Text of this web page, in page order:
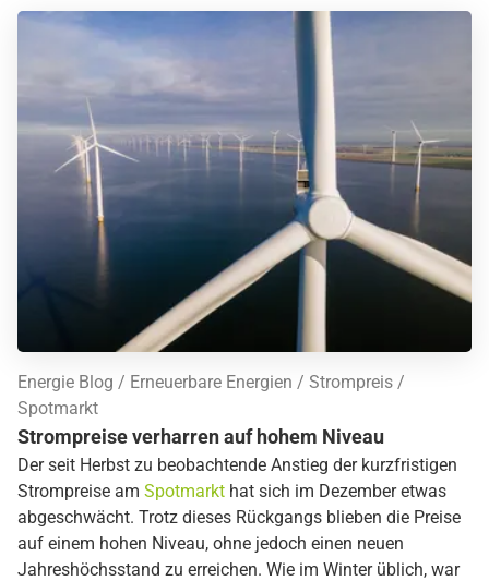
Performance des Solarstroms beendete die steigenden
Spotpreise, die durch eine schwache Windstromproduktion
Energie Blog Erneuerbare Energien
Strompreis
Spotmarkt
Strompreise verharren auf hohem Niveau
Der seit Herbst zu beobachtende Anstieg der kurzfristigen
Strompreise am Spotmarkt hat sich im Dezember etwas
abgeschwächt. Trotz dieses Rückgangs blieben die Preise
auf einem hohen Niveau, ohne jedoch einen neuen
Jahreshöchsstand zu erreichen. Wie im Winter üblich, war